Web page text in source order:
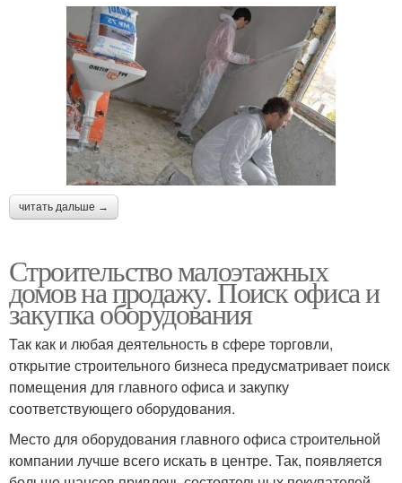
читать дальше →
Строительство малоэтажных
домов на продажу. Поиск офиса и
закупка оборудования
Так как и любая деятельность в сфере торговли,
открытие строительного бизнеса предусматривает поиск
помещения для главного офиса и закупку
соответствующего оборудования.
Место для оборудования главного офиса строительной
компании лучше всего искать в центре. Так, появляется